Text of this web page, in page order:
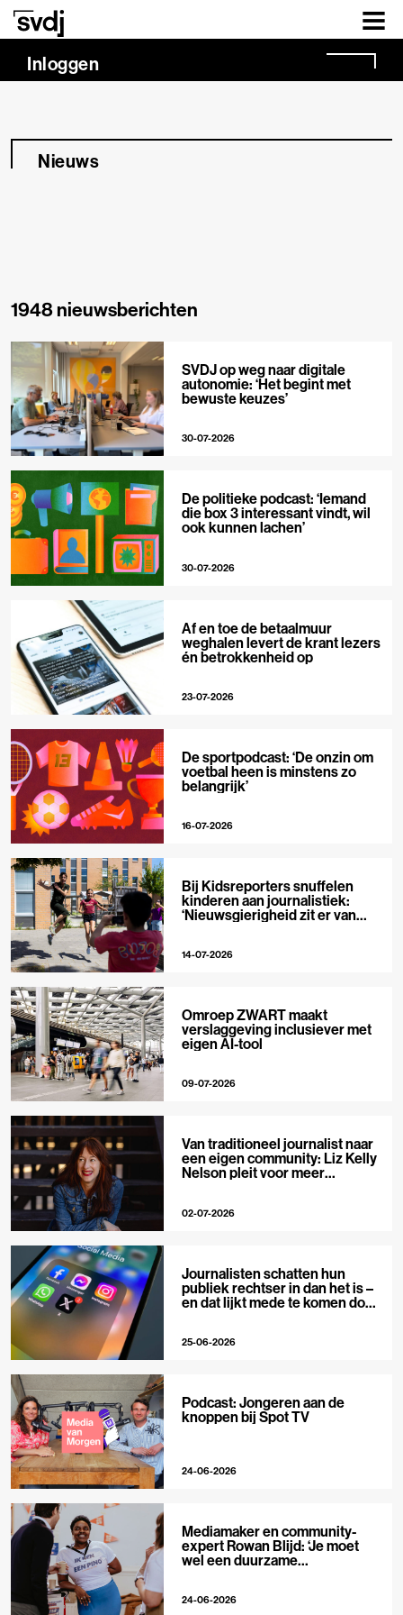
Naar hoofdinhoud
Inloggen
Nieuws
1948 nieuwsberichten
SVDJ op weg naar digitale
autonomie: ‘Het begint met
bewuste keuzes’
30-07-2026
De politieke podcast: ‘Iemand
die box 3 interessant vindt, wil
ook kunnen lachen’
30-07-2026
Af en toe de betaalmuur
weghalen levert de krant lezers
én betrokkenheid op
23-07-2026
De sportpodcast: ‘De onzin om
voetbal heen is minstens zo
belangrijk’
16-07-2026
Bij Kidsreporters snuffelen
kinderen aan journalistiek:
‘Nieuwsgierigheid zit er van
14-07-2026
Omroep ZWART maakt
verslaggeving inclusiever met
eigen AI-tool
09-07-2026
Van traditioneel journalist naar
een eigen community: Liz Kelly
Nelson pleit voor meer
02-07-2026
Journalisten schatten hun
publiek rechtser in dan het is –
en dat lijkt mede te komen door
25-06-2026
Podcast: Jongeren aan de
knoppen bij Spot TV
24-06-2026
Mediamaker en community-
expert Rowan Blijd: ‘Je moet
wel een duurzame
24-06-2026